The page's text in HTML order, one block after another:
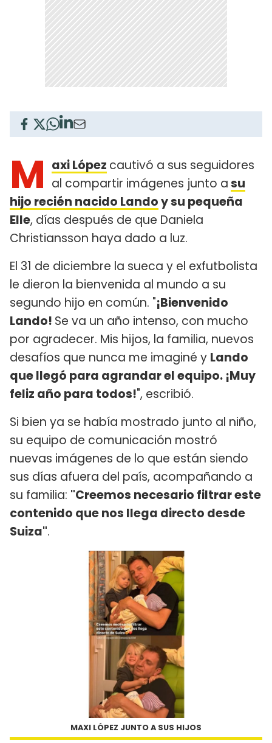
M axi López cautivó a sus seguidores
al compartir imágenes junto asu
hijo recién nacido Landoy su pequeña
Elle, días después de que Daniela
Christiansson haya dado a luz.
El 31 de diciembre la sueca y el exfutbolista
le dieron la bienvenida al mundo a su
segundo hijo en común. "¡Bienvenido
Lando! Se va un año intenso, con mucho
por agradecer. Mis hijos, la familia, nuevos
desafíos que nunca me imaginé y Lando
que llegó para agrandar el equipo. ¡Muy
feliz año para todos!", escribió.
Si bien ya se había mostrado junto al niño,
su equipo de comunicación mostró
nuevas imágenes de lo que están siendo
sus días afuera del país, acompañando a
su familia: "Creemos necesario filtrar este
contenido que nos llega directo desde
Suiza".
MAXI LÓPEZ JUNTO A SUS HIJOS